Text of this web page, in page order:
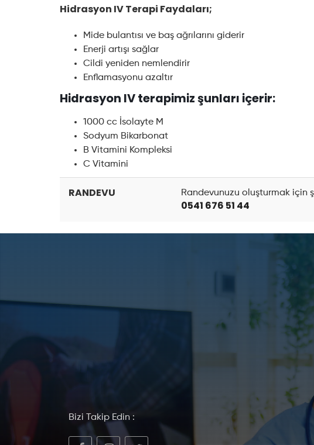
Hidrasyon IV Terapi Faydaları;
Mide bulantısı ve baş ağrılarını giderir
Enerji artışı sağlar
Cildi yeniden nemlendirir
Enflamasyonu azaltır
Hidrasyon IV terapimiz şunları içerir:
1000 cc İsolayte M
Sodyum Bikarbonat
B Vitamini Kompleksi
C Vitamini
RANDEVU Randevunuzu oluşturmak için
0541 676 51 44
Bizi Takip Edin :